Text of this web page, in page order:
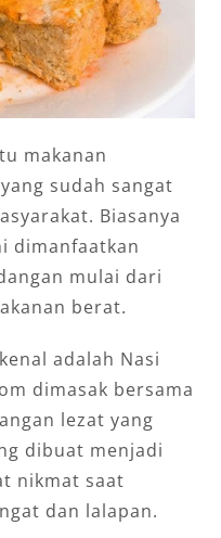
makanan
sudah sangat
Biasanya
dimanfaatkan
mulai dari
berat.
adalah Nasi
dimasak bersama
lezat yang
dibuat menjadi
nikmat saat
dan lalapan.